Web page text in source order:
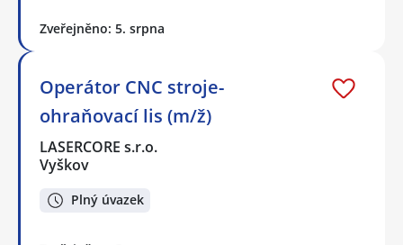
Zveřejněno: 5. srpna
Operátor CNC stroje-
ohraňovací lis (m/ž)
LASERCORE s.r.o.
Vyškov
Plný úvazek